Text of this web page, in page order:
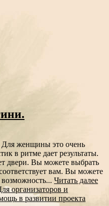
женщины это очень
в ритме дает результаты.
двери. Вы можете выбрать
вам. Вы можете
Читать далее
организаторов и
в развитии проекта